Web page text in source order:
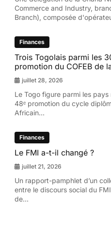
Commerce and Industry,
Branch), composée
Finances
Trois Togolais parmi les
promotion du COFEB de
juillet 28, 2026
Le Togo figure parmi les
48ᵉ promotion du cycle
Africain...
Finances
Le FMI a-t-il changé ?
juillet 21, 2026
Un rapport-pamphlet d’un
entre le discours social du
de...